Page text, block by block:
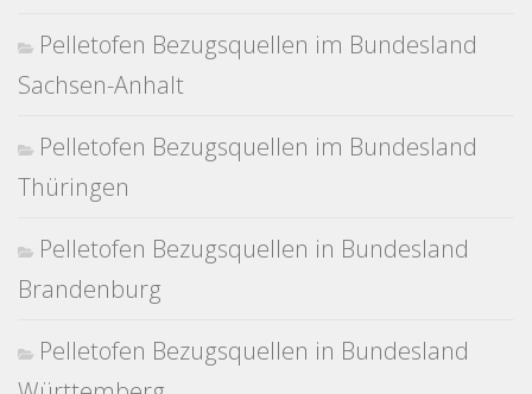
Pelletofen Bezugsquellen im Bundesland
Sachsen-Anhalt
Pelletofen Bezugsquellen im Bundesland
Thüringen
Pelletofen Bezugsquellen in Bundesland
Brandenburg
Pelletofen Bezugsquellen in Bundesland